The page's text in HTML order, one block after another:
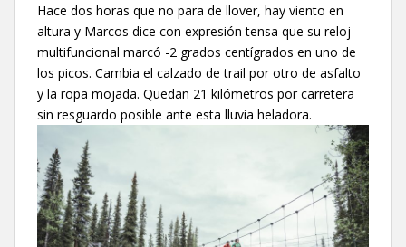
Hace dos horas que no para de llover, hay viento en
altura y Marcos dice con expresión tensa que su reloj
multifuncional marcó -2 grados centígrados en uno de
los picos. Cambia el calzado de trail por otro de asfalto
y la ropa mojada. Quedan 21 kilómetros por carretera
sin resguardo posible ante esta lluvia heladora.